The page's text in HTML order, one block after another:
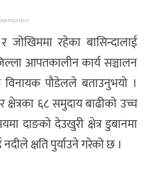
रहेका बासिन्दालाई
आपतकालीन कार्य सञ्चालन
पौडेलले बताउनुभयो ।
६८ समुदाय बाढीको उच्च
दाङको देउखुरी क्षेत्र डुबानमा
क्षति पुर्याउने गरेको छ ।